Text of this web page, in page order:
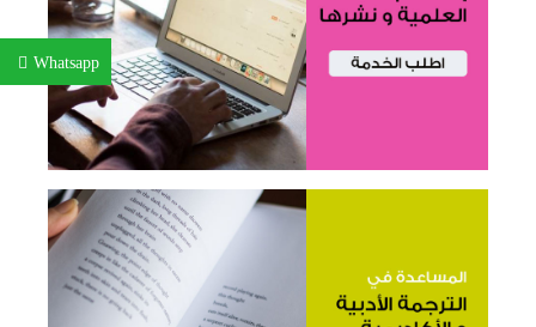
Whatsapp